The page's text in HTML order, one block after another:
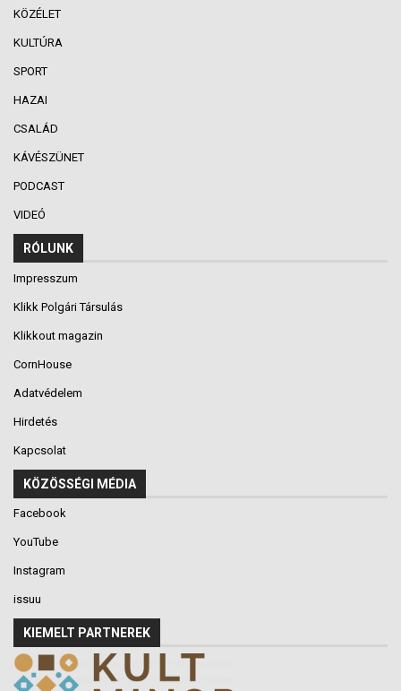
KÖZÉLET
KULTÚRA
SPORT
HAZAI
CSALÁD
KÁVÉSZÜNET
PODCAST
VIDEÓ
RÓLUNK
Impresszum
Klikk Polgári Társulás
Klikkout magazin
CornHouse
Adatvédelem
Hirdetés
Kapcsolat
KÖZÖSSÉGI MÉDIA
Facebook
YouTube
Instagram
issuu
KIEMELT PARTNEREK